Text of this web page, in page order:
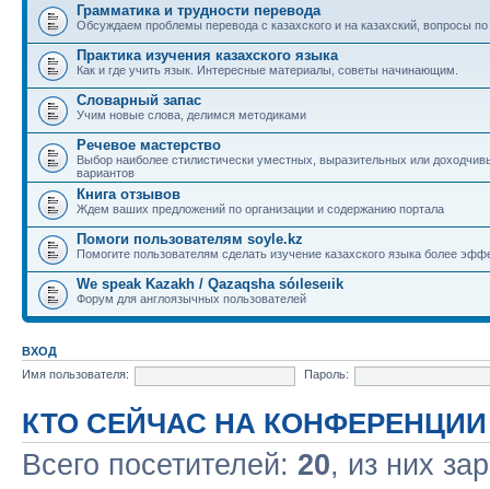
Грамматика и трудности перевода
Обсуждаем проблемы перевода с казахского и на казахский, вопросы
Практика изучения казахского языка
Как и где учить язык. Интересные материалы, советы начинающим.
Словарный запас
Учим новые слова, делимся методиками
Речевое мастерство
Выбор наиболее стилистически уместных, выразительных или
вариантов
Книга отзывов
Ждем ваших предложений по организации и содержанию портала
Помоги пользователям soyle.kz
Помогите пользователям сделать изучение казахского языка более
We speak Kazakh / Qazaqsha sóıleseıik
Форум для англоязычных пользователей
ВХОД
Имя пользователя:
Пароль:
КТО СЕЙЧАС НА КОНФЕРЕНЦИИ
Всего посетителей: 20, из них